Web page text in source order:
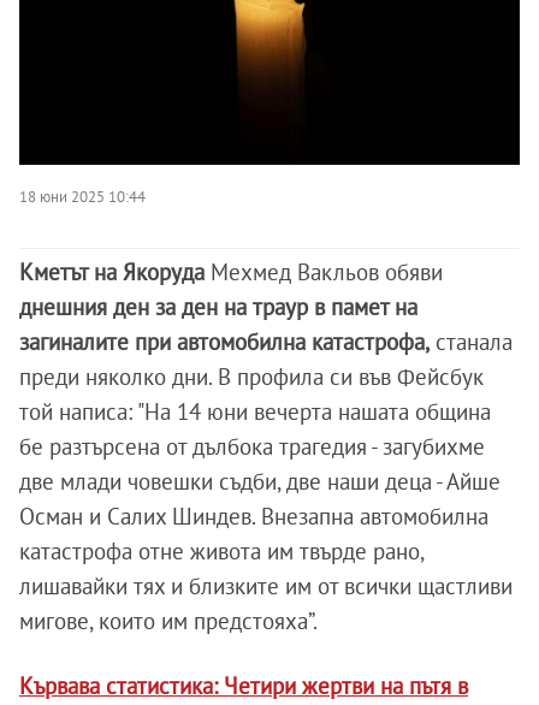
18 юни 2025 10:44
Кметът на Якоруда Мехмед Вакльов обяви
днешния ден за ден на траур в памет на
загиналите при автомобилна катастрофа, станала
преди няколко дни. В профила си във Фейсбук
той написа: "На 14 юни вечерта нашата община
бе разтърсена от дълбока трагедия - загубихме
две млади човешки съдби, две наши деца - Айше
Осман и Салих Шиндев. Внезапна автомобилна
катастрофа отне живота им твърде рано,
лишавайки тях и близките им от всички щастливи
мигове, които им предстояха”.
Кървава статистика: Четири жертви на пътя в